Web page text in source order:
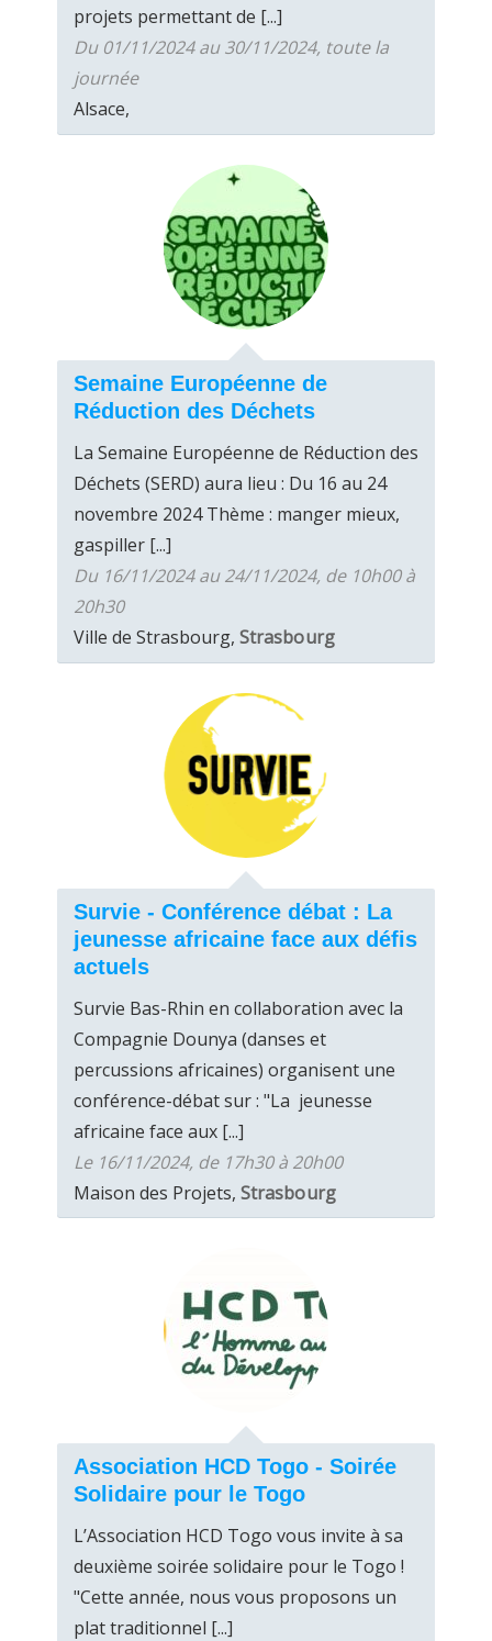
projets permettant de [...]
Du 01/11/2024 au 30/11/2024, toute la
journée
Alsace,
Semaine Européenne de
Réduction des Déchets
La Semaine Européenne de Réduction des
Déchets (SERD) aura lieu : Du 16 au 24
novembre 2024 Thème : manger mieux,
gaspiller [...]
Du 16/11/2024 au 24/11/2024, de 10h00 à
20h30
Ville de Strasbourg, Strasbourg
Survie - Conférence débat : La
jeunesse africaine face aux défis
actuels
Survie Bas-Rhin en collaboration avec la
Compagnie Dounya (danses et
percussions africaines) organisent une
conférence-débat sur : "La jeunesse
africaine face aux [...]
Le 16/11/2024, de 17h30 à 20h00
Maison des Projets, Strasbourg
Association HCD Togo - Soirée
Solidaire pour le Togo
L’Association HCD Togo vous invite à sa
deuxième soirée solidaire pour le Togo !
"Cette année, nous vous proposons un
plat traditionnel [...]